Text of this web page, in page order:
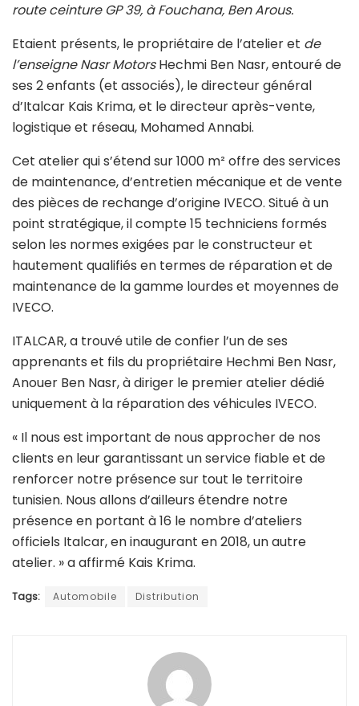
route ceinture GP 39, à Fouchana, Ben Arous.
Etaient présents, le propriétaire de l’atelier et de
l’enseigne Nasr MotorsHechmi Ben Nasr, entouré de
ses 2 enfants (et associés), le directeur général
d’Italcar Kais Krima, et le directeur après-vente,
logistique et réseau, Mohamed Annabi.
Cet atelier qui s’étend sur 1000 m² offre des services
de maintenance, d’entretien mécanique et de vente
des pièces de rechange d’origine IVECO. Situé à un
point stratégique, il compte 15 techniciens formés
selon les normes exigées par le constructeur et
hautement qualifiés en termes de réparation et de
maintenance de la gamme lourdes et moyennes de
IVECO.
ITALCAR, a trouvé utile de confier l’un de ses
apprenants et fils du propriétaire Hechmi Ben Nasr,
Anouer Ben Nasr, à diriger le premier atelier dédié
uniquement à la réparation des véhicules IVECO.
« Il nous est important de nous approcher de nos
clients en leur garantissant un service fiable et de
renforcer notre présence sur tout le territoire
tunisien. Nous allons d’ailleurs étendre notre
présence en portant à 16 le nombre d’ateliers
officiels Italcar, en inaugurant en 2018, un autre
atelier. » a affirmé Kais Krima.
Tags: Automobile Distribution